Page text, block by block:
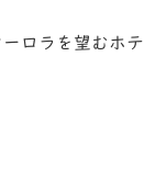
ロラを望むホテ